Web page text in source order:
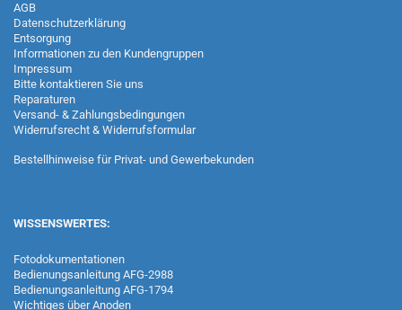
AGB
Datenschutzerklärung
Entsorgung
Informationen zu den Kundengruppen
Impressum
Bitte kontaktieren Sie uns
Reparaturen
Versand- & Zahlungsbedingungen
Widerrufsrecht & Widerrufsformular
Bestellhinweise für Privat- und Gewerbekunden
WISSENSWERTES:
Fotodokumentationen
Bedienungsanleitung AFG-2988
Bedienungsanleitung AFG-1794
Wichtiges über Anoden